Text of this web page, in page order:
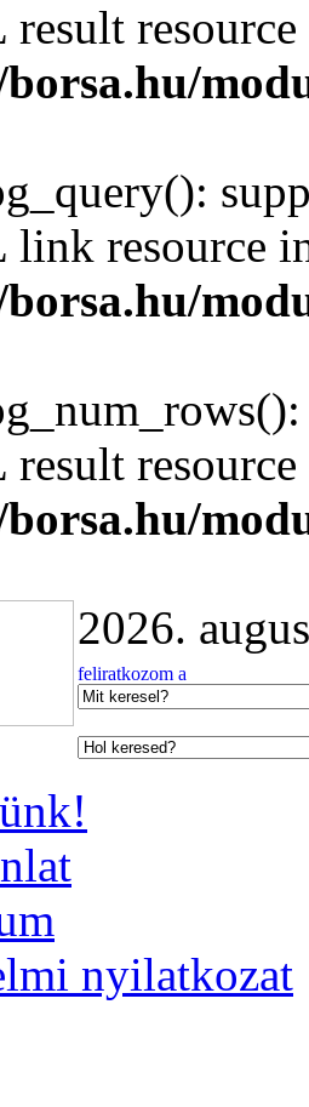
result
link resource
result
2026.
nyilatkozat